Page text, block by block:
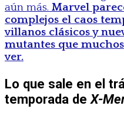
aún más. Marvel
complejos el caos
villanos clásicos y
mutantes que
ver.
Lo que sale en el
temporada de X-